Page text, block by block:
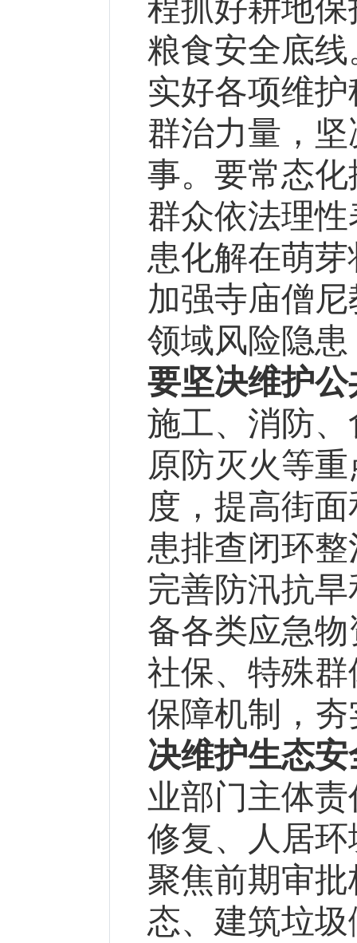
程抓好耕地
粮食安全底线
实好各项维
群治力量，
事。要常态
群众依法理
患化解在萌
加强寺庙僧
领域风险隐
要坚决维护
施工、消防
原防灭火等
度，提高街
患排查闭环
完善防汛抗
备各类应急
社保、特殊
保障机制，
决维护生态安
业部门主体
修复、人居
聚焦前期审
态、建筑垃